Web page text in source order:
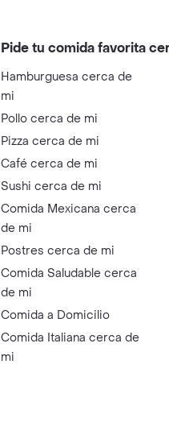
Pide tu comida favorita
Hamburguesa cerca de
mi
Pollo cerca de mi
Pizza cerca de mi
Café cerca de mi
Sushi cerca de mi
Comida Mexicana cerca
de mi
Postres cerca de mi
Comida Saludable cerca
de mi
Comida a Domicilio
Comida Italiana cerca de
mi